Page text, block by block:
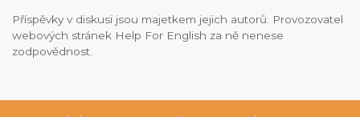
Příspěvky v diskusi jsou majetkem jejich autorů. Provozovatel
webových stránek Help For English za ně nenese
zodpovědnost.